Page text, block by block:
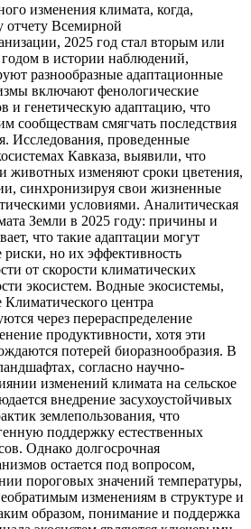
изменения климата, когда,
отчету Всемирной
2025 год стал вторым или
в истории наблюдений,
разнообразные адаптационные
включают фенологические
и генетическую адаптацию, что
сообществам смягчать последствия
Исследования, проведенные
Кавказа, выявили, что
животных изменяют сроки цветения,
синхронизируя свои жизненные
условиями. Аналитическая
Земли в 2025 году: причины и
что такие адаптации могут
риски, но их эффективность
от скорости климатических
экосистем. Водные экосистемы,
центра
через перераспределение
продуктивности, хотя эти
потерей биоразнообразия. В
согласно научно-
изменений климата на сельское
внедрение засухоустойчивых
землепользования, что
поддержку естественных
Однако долгосрочная
остается под вопросом,
пороговых значений температуры,
изменениям в структуре и
образом, понимание и поддержка